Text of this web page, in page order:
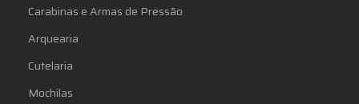
Carabinas e Armas de Pressão
Arquearia
Cutelaria
Mochilas